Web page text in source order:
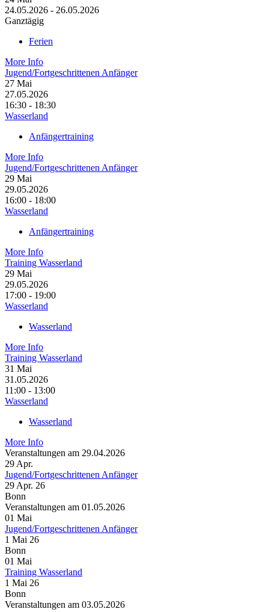
24.05.2026 - 26.05.2026
Ganztägig
Ferien
More Info
Jugend/Fortgeschrittenen Anfänger
27 Mai
27.05.2026
16:30 - 18:30
Wasserland
Anfängertraining
More Info
Jugend/Fortgeschrittenen Anfänger
29 Mai
29.05.2026
16:00 - 18:00
Wasserland
Anfängertraining
More Info
Training Wasserland
29 Mai
29.05.2026
17:00 - 19:00
Wasserland
Wasserland
More Info
Training Wasserland
31 Mai
31.05.2026
11:00 - 13:00
Wasserland
Wasserland
More Info
Veranstaltungen am 29.04.2026
29 Apr.
Jugend/Fortgeschrittenen Anfänger
29 Apr. 26
Bonn
Veranstaltungen am 01.05.2026
01 Mai
Jugend/Fortgeschrittenen Anfänger
1 Mai 26
Bonn
01 Mai
Training Wasserland
1 Mai 26
Bonn
Veranstaltungen am 03.05.2026